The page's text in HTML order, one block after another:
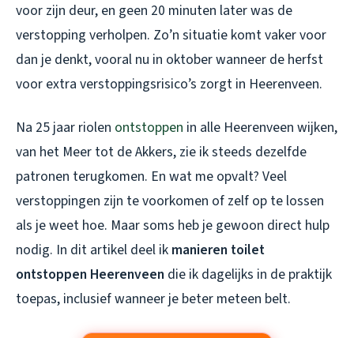
voor zijn deur, en geen 20 minuten later was de
verstopping verholpen. Zo’n situatie komt vaker voor
dan je denkt, vooral nu in oktober wanneer de herfst
voor extra verstoppingsrisico’s zorgt in Heerenveen.
Na 25 jaar riolen ontstoppen in alle Heerenveen wijken,
van het Meer tot de Akkers, zie ik steeds dezelfde
patronen terugkomen. En wat me opvalt? Veel
verstoppingen zijn te voorkomen of zelf op te lossen
als je weet hoe. Maar soms heb je gewoon direct hulp
nodig. In dit artikel deel ik manieren toilet
ontstoppen Heerenveen die ik dagelijks in de praktijk
toepas, inclusief wanneer je beter meteen belt.